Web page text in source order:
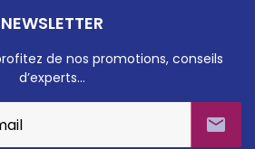
NEWSLETTER
de nos promotions, conseils
d’experts…
